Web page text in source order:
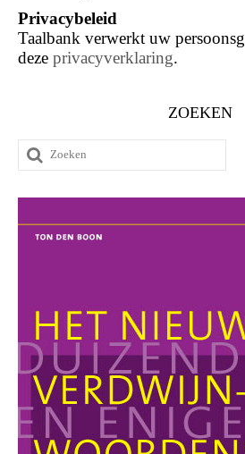
Privacybeleid
Taalbank verwerkt uw
deze privacyverklaring.
ZOEKEN
Zoeken
naar: